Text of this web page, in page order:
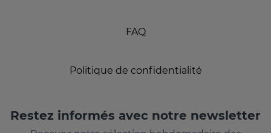
FAQ
Politique de confidentialité
Restez informés avec notre newsletter